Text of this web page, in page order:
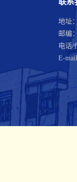
地址
邮编
电话/
E-